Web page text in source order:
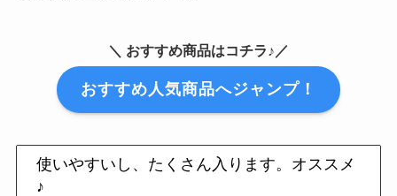
＼ おすすめ商品はコチラ♪／
おすすめ人気商品へジャンプ！
使いやすいし、たくさん入ります。オススメ
♪